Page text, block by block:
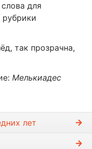
для
рубрики
так прозрачна,
Мелькиадес
лет